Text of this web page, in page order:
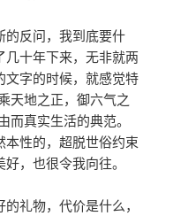
的反问，我到底要什
几十年下来，无非就两
文字的时候，就感觉特
天地之正，御六气之
而真实生活的典范。
性的，超脱世俗约束
，也很令我向往。
礼物，代价是什么，